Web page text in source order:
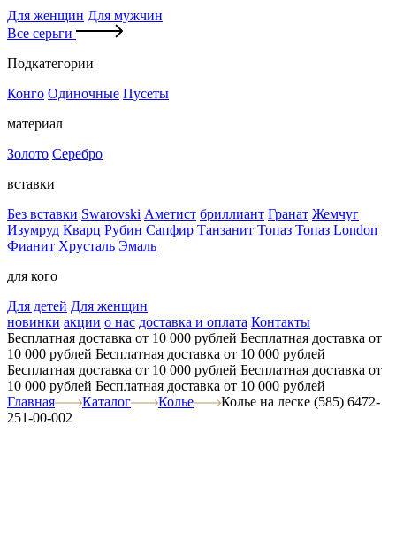
Для женщин Для мужчин
Все серьги
Подкатегории
Конго Одиночные Пусеты
материал
Золото Серебро
вставки
Без вставки Swarovski Аметист бриллиант Гранат Жемчуг
Изумруд Кварц Рубин Сапфир Танзанит Топаз Топаз London
Фианит Хрусталь Эмаль
для кого
Для детей Для женщин
новинки акции о нас доставка и оплата Контакты
Бесплатная доставка от 10 000 рублей Бесплатная доставка от
10 000 рублей Бесплатная доставка от 10 000 рублей
Бесплатная доставка от 10 000 рублей Бесплатная доставка от
10 000 рублей Бесплатная доставка от 10 000 рублей
Главная
Каталог Колье
Колье на леске (585) 6472-
251-00-002